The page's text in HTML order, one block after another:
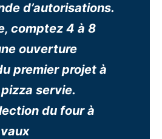
d’autorisations.
comptez 4 à 8
ouverture
premier projet à
servie.
du four à